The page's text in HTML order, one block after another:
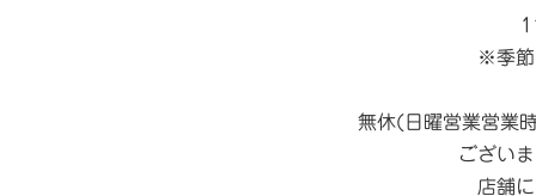
※季節
無休(日曜営業営業
ござい
店舗